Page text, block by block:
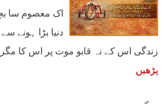
اک معصوم سا
دنیا بڑا ہونے
زندگی اس کے نہ قابو موت پر اس کا مگر
پڑھیں